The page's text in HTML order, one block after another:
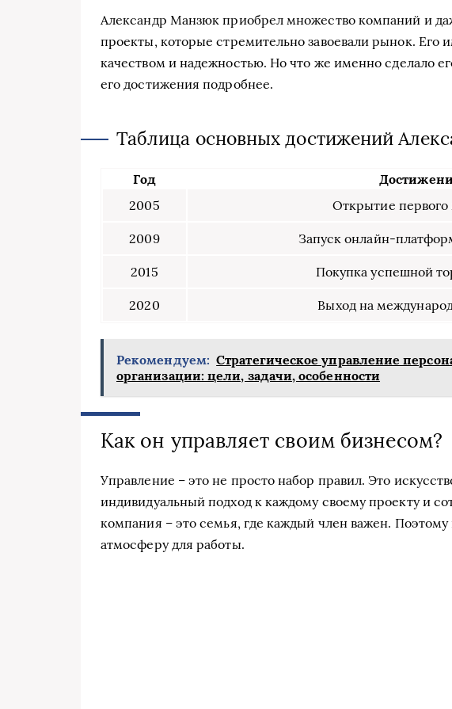
Александр Манзюк приобрел множество компаний и
проекты, которые стремительно завоевали рынок. Его
качеством и надежностью. Но что же именно сделало
его достижения подробнее.
Таблица основных достижений
Год
2005
Открытие первого
2009 Запуск онлайн-
2015 Покупка успешной
2020 Выход на
Рекомендуем: Стратегическое управление
организации: цели, задачи, особенности
Как он управляет своим бизнесом?
Управление – это не просто набор правил. Это
индивидуальный подход к каждому своему проекту и
компания – это семья, где каждый член важен.
атмосферу для работы.